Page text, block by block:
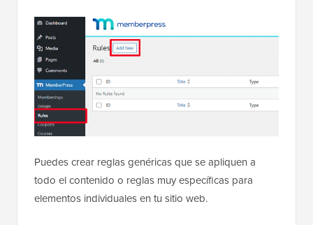
Puedes crear reglas genéricas que se apliquen a
todo el contenido o reglas muy específicas para
elementos individuales en tu sitio web.